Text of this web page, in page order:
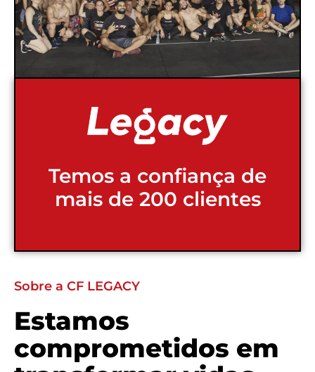
Temos a confiança de
mais de 200 clientes
Sobre a CF LEGACY
Estamos
comprometidos em